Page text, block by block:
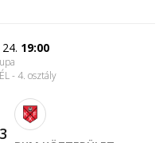
19:00
- 4. osztály
3